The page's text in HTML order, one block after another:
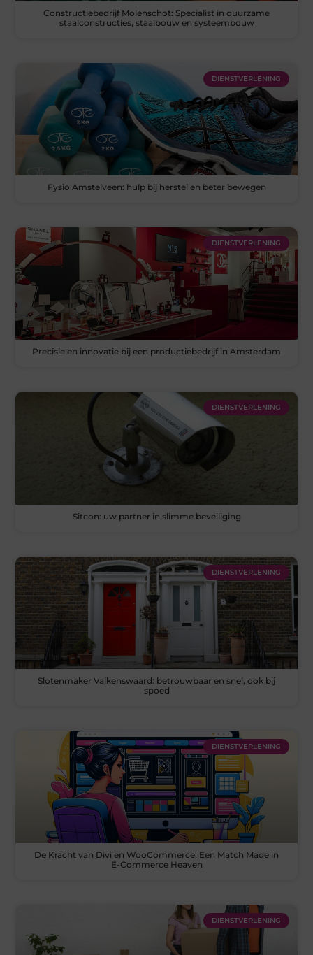
Constructiebedrijf Molenschot: Specialist in duurzame
staalconstructies, staalbouw en systeembouw
DIENSTVERLENING
Fysio Amstelveen: hulp bij herstel en beter bewegen
DIENSTVERLENING
Precisie en innovatie bij een productiebedrijf in Amsterdam
DIENSTVERLENING
Sitcon: uw partner in slimme beveiliging
DIENSTVERLENING
Slotenmaker Valkenswaard: betrouwbaar en snel, ook bij
spoed
DIENSTVERLENING
De Kracht van Divi en WooCommerce: Een Match Made in
E-Commerce Heaven
DIENSTVERLENING